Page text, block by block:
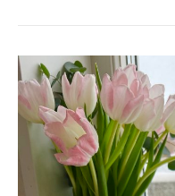
VÅRGRÖN
ÄRTSOPPA
PÅ
5
MINUTER